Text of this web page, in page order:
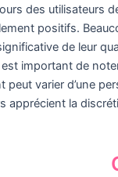
des utilisateurs
positifs.
de leur
important de
peut varier d’une
apprécient la